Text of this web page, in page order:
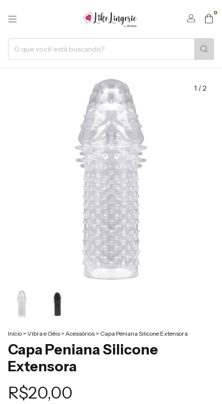
0
1 /2
Início > Vibra e Géis > Acessórios > Capa Peniana Silicone Extensora
Capa Peniana Silicone
Extensora
R$20,00